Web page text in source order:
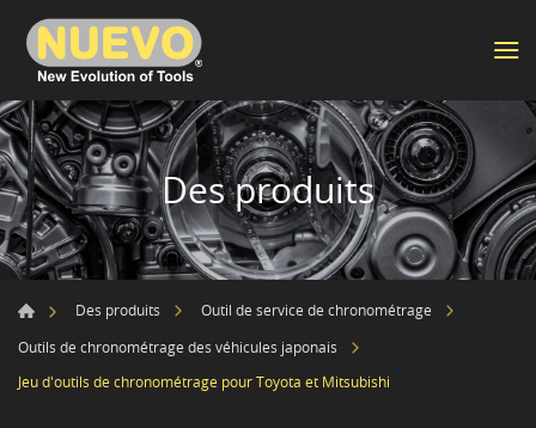
Des produits
Des produits
Outil de service de chronométrage
Outils de chronométrage des véhicules japonais
Jeu d'outils de chronométrage pour Toyota et Mitsubishi